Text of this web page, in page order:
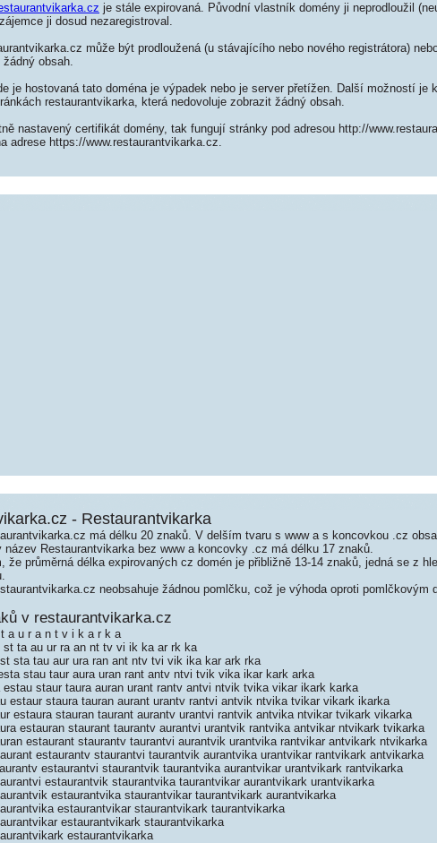
je stále expirovaná. Původní vlastník domény ji neprodloužil
ji dosud nezaregistroval.
může být prodloužená (u stávajícího nebo nového registrátora)
obsah.
je hostovaná tato doména je výpadek nebo je server přetížen. Další možností je
restaurantvikarka, která nedovoluje zobrazit žádný obsah.
nastavený certifikát domény, tak fungují stránky pod adresou http://
adrese https://www.restaurantvikarka.cz.
- Restaurantvikarka
má délku 20 znaků. V delším tvaru s www a s koncovkou .cz
název Restaurantvikarka bez www a koncovky .cz má délku 17 znaků.
že průměrná délka expirovaných cz domén je přibližně 13-14 znaků, jedná se z
neobsahuje žádnou pomlčku, což je výhoda oproti pomlčkovým
v restaurantvikarka.cz
a u r a n t v i k a r k a
st ta au ur ra an nt tv vi ik ka ar rk ka
sta tau aur ura ran ant ntv tvi vik ika kar ark rka
stau taur aura uran rant antv ntvi tvik vika ikar kark arka
staur taura auran urant rantv antvi ntvik tvika vikar ikark karka
estaur staura tauran aurant urantv rantvi antvik ntvika tvikar vikark ikarka
estaura stauran taurant aurantv urantvi rantvik antvika ntvikar tvikark vikarka
estauran staurant taurantv aurantvi urantvik rantvika antvikar ntvikark tvikarka
estaurant staurantv taurantvi aurantvik urantvika rantvikar antvikark ntvikarka
estaurantv staurantvi taurantvik aurantvika urantvikar rantvikark antvikarka
estaurantvi staurantvik taurantvika aurantvikar urantvikark rantvikarka
estaurantvik staurantvika taurantvikar aurantvikark urantvikarka
estaurantvika staurantvikar taurantvikark aurantvikarka
estaurantvikar staurantvikark taurantvikarka
estaurantvikark staurantvikarka
estaurantvikarka